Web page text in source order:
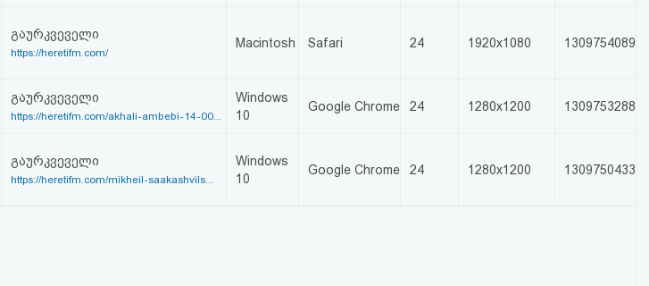
გაურკვეველი
https://heretifm.com/
Macintosh Safari 24 1920x1080 1309754089
გაურკვეველი
https://heretifm.com/akhali-ambebi-14-00...
Windows
10
Google Chrome 24 1280x1200 1309753288
გაურკვეველი
https://heretifm.com/mikheil-saakashvils...
Windows
10
Google Chrome 24 1280x1200 1309750433